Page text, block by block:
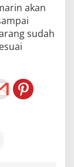
akan
sudah